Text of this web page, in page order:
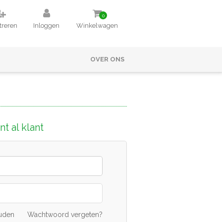
Inloggen
0
Winkelwagen
OVER ONS
al klant
Wachtwoord vergeten?